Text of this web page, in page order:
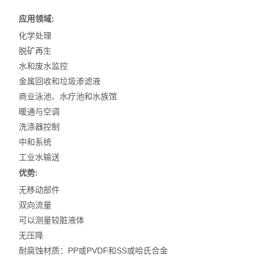
应用领域:
化学处理
脱矿再生
水和废水监控
金属回收和垃圾渗滤液
商业泳池、水疗池和水族馆
暖通与空调
洗涤器控制
中和系统
工业水输送
优势:
无移动部件
双向流量
可以测量较脏液体
无压降
耐腐蚀材质：PP或PVDF和SS或哈氏合金